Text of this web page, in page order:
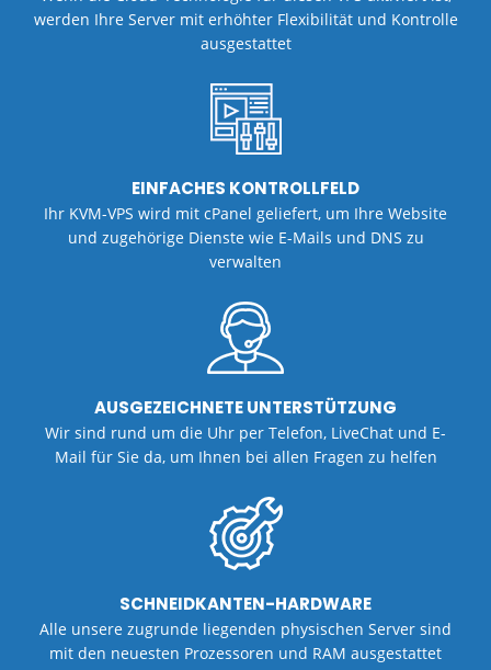
werden Ihre Server mit erhöhter Flexibilität und Kontrolle
ausgestattet
EINFACHES KONTROLLFELD
Ihr KVM-VPS wird mit cPanel geliefert, um Ihre Website
und zugehörige Dienste wie E-Mails und DNS zu
verwalten
AUSGEZEICHNETE UNTERSTÜTZUNG
Wir sind rund um die Uhr per Telefon, LiveChat und E-
Mail für Sie da, um Ihnen bei allen Fragen zu helfen
SCHNEIDKANTEN-HARDWARE
Alle unsere zugrunde liegenden physischen Server sind
mit den neuesten Prozessoren und RAM ausgestattet